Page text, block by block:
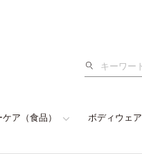
検
ア（食品） ボディウェア